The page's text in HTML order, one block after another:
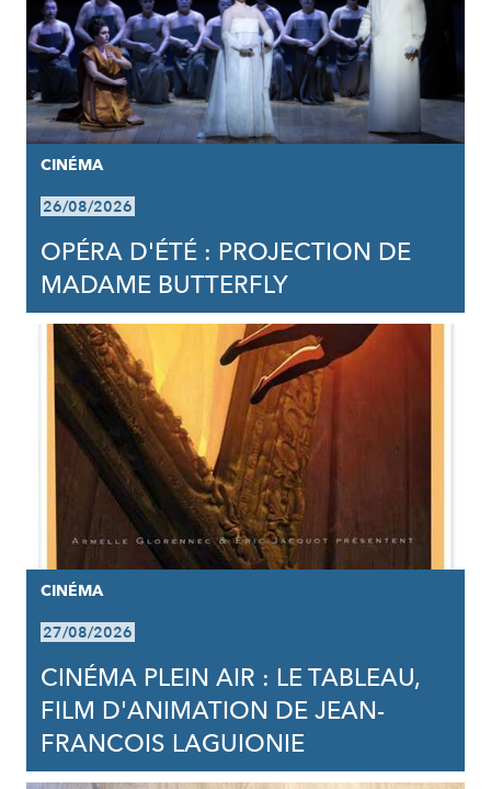
CINÉMA
26/08/2026
OPÉRA D'ÉTÉ : PROJECTION DE
MADAME BUTTERFLY
CINÉMA
27/08/2026
CINÉMA PLEIN AIR : LE TABLEAU,
FILM D'ANIMATION DE JEAN-
FRANCOIS LAGUIONIE